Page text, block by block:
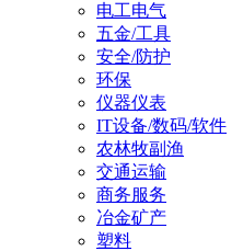
电工电气
五金/工具
安全/防护
环保
仪器仪表
IT设备/数码/软件
农林牧副渔
交通运输
商务服务
冶金矿产
塑料